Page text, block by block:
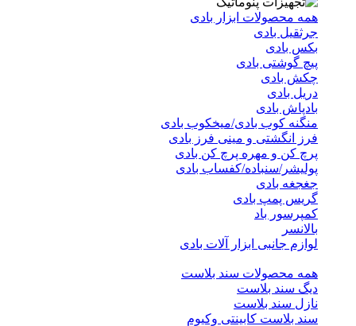
همه محصولات ابزار بادی
جرثقیل بادی
بکس بادی
پیچ گوشتی بادی
چکش بادی
دریل بادی
بادپاش بادی
منگنه کوب بادی/میخکوب بادی
فرز انگشتی و مینی فرز بادی
پرچ کن و مهره پرچ کن بادی
پولیشر/سنباده/کفساب بادی
جغجغه بادی
گریس پمپ بادی
کمپرسور باد
بالانسر
لوازم جانبی ابزار آلات بادی
همه محصولات سند بلاست
دیگ سند بلاست
نازل سند بلاست
سند بلاست کابینتی وکیوم